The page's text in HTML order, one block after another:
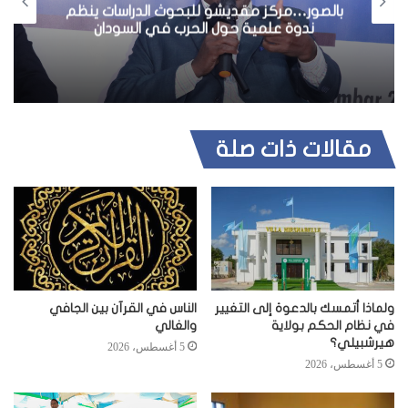
بالصور…مركز مقديشو للبحوث الدراسات ينظم
ندوة علمية حول الحرب في السودان
مقالات ذات صلة
ولماذا أتمسك بالدعوة إلى التغيير
في نظام الحكم بولاية
هيرشبيلي؟
5 أغسطس، 2026
الناس في القرآن بين الجافي
والغالي
5 أغسطس، 2026